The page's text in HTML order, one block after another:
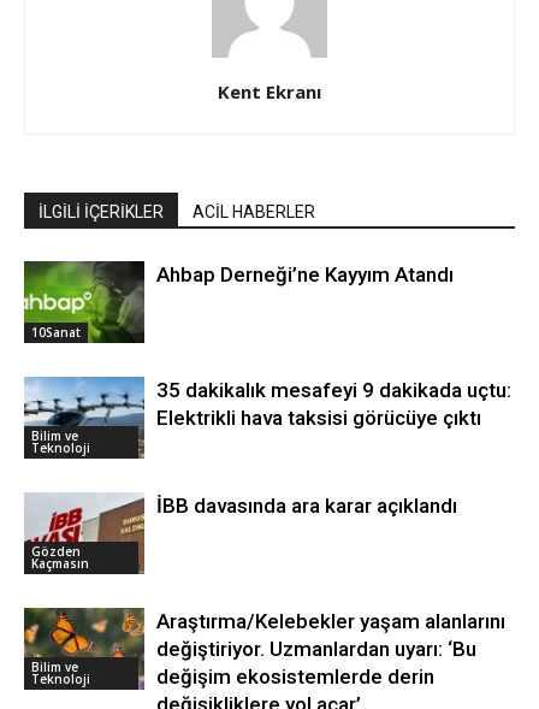
Kent Ekranı
İLGİLİ İÇERİKLER ACİL HABERLER
10Sanat
Ahbap Derneği’ne Kayyım Atandı
Bilim ve
Teknoloji
35 dakikalık mesafeyi 9 dakikada uçtu:
Elektrikli hava taksisi görücüye çıktı
Gözden
Kaçmasın
İBB davasında ara karar açıklandı
Bilim ve
Teknoloji
Araştırma/Kelebekler yaşam alanlarını
değiştiriyor. Uzmanlardan uyarı: ‘Bu
değişim ekosistemlerde derin
değişikliklere yol açar’